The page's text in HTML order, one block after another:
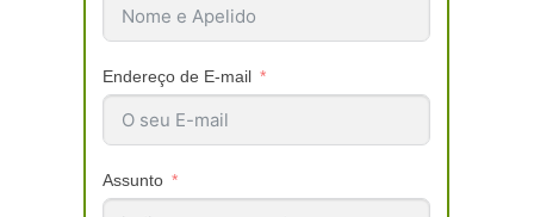
Endereço de E-mail
Assunto